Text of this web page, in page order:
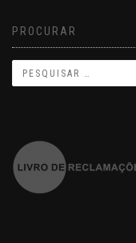
PROCURAR